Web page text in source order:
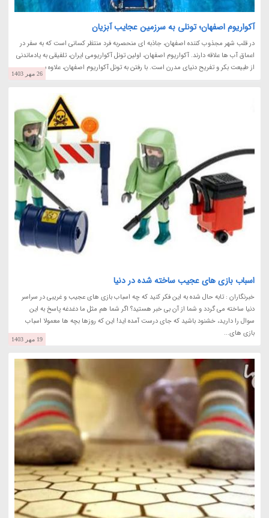
آکواریوم اصفهان؛ تونلی به سرزمین عجایب آبزیان
در قلب شهر مجذوب کننده اصفهان، جاذبه ای منحصربه فرد منتظر کسانی است که به سفر در
اعماق آب ها علاقه دارند. آکواریوم اصفهان، اولین تونل آکواریومی ایران، تلفیقی به یادماندنی
از طبیعت بکر و تفریح دنیای مدرن است. با رفتن به تونل آکواریوم اصفهان، علاوه بر...
26 مهر 1403
اسباب بازی های عجیب ساخته شده در دنیا
خبرنگاران : تابه حال شده به این فکر کنید که چه اسباب بازی های عجیب و غریبی در سراسر
دنیا ساخته می گردد و شما از آن بی خبر هستید؟ اگر شما هم مثل ما دغدغه پاسخ به این
سوال را دارید، خشنود باشید که جای درست آمده اید! این که روزها بچه ها معمولا اسباب
بازی های...
19 مهر 1403